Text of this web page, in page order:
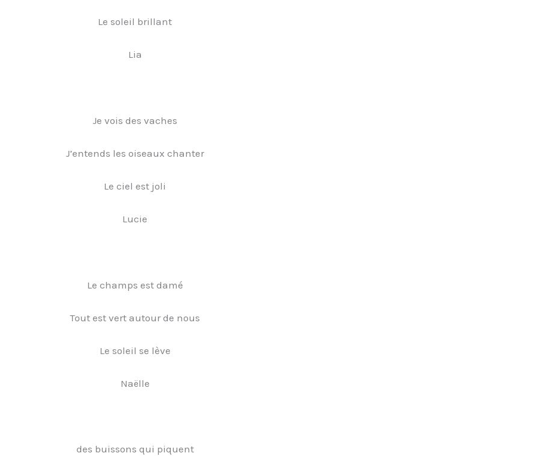
Le soleil brillant
Lia
Je vois des vaches
J’entends les oiseaux chanter
Le ciel est joli
Lucie
Le champs est damé
Tout est vert autour de nous
Le soleil se lève
Naëlle
des buissons qui piquent